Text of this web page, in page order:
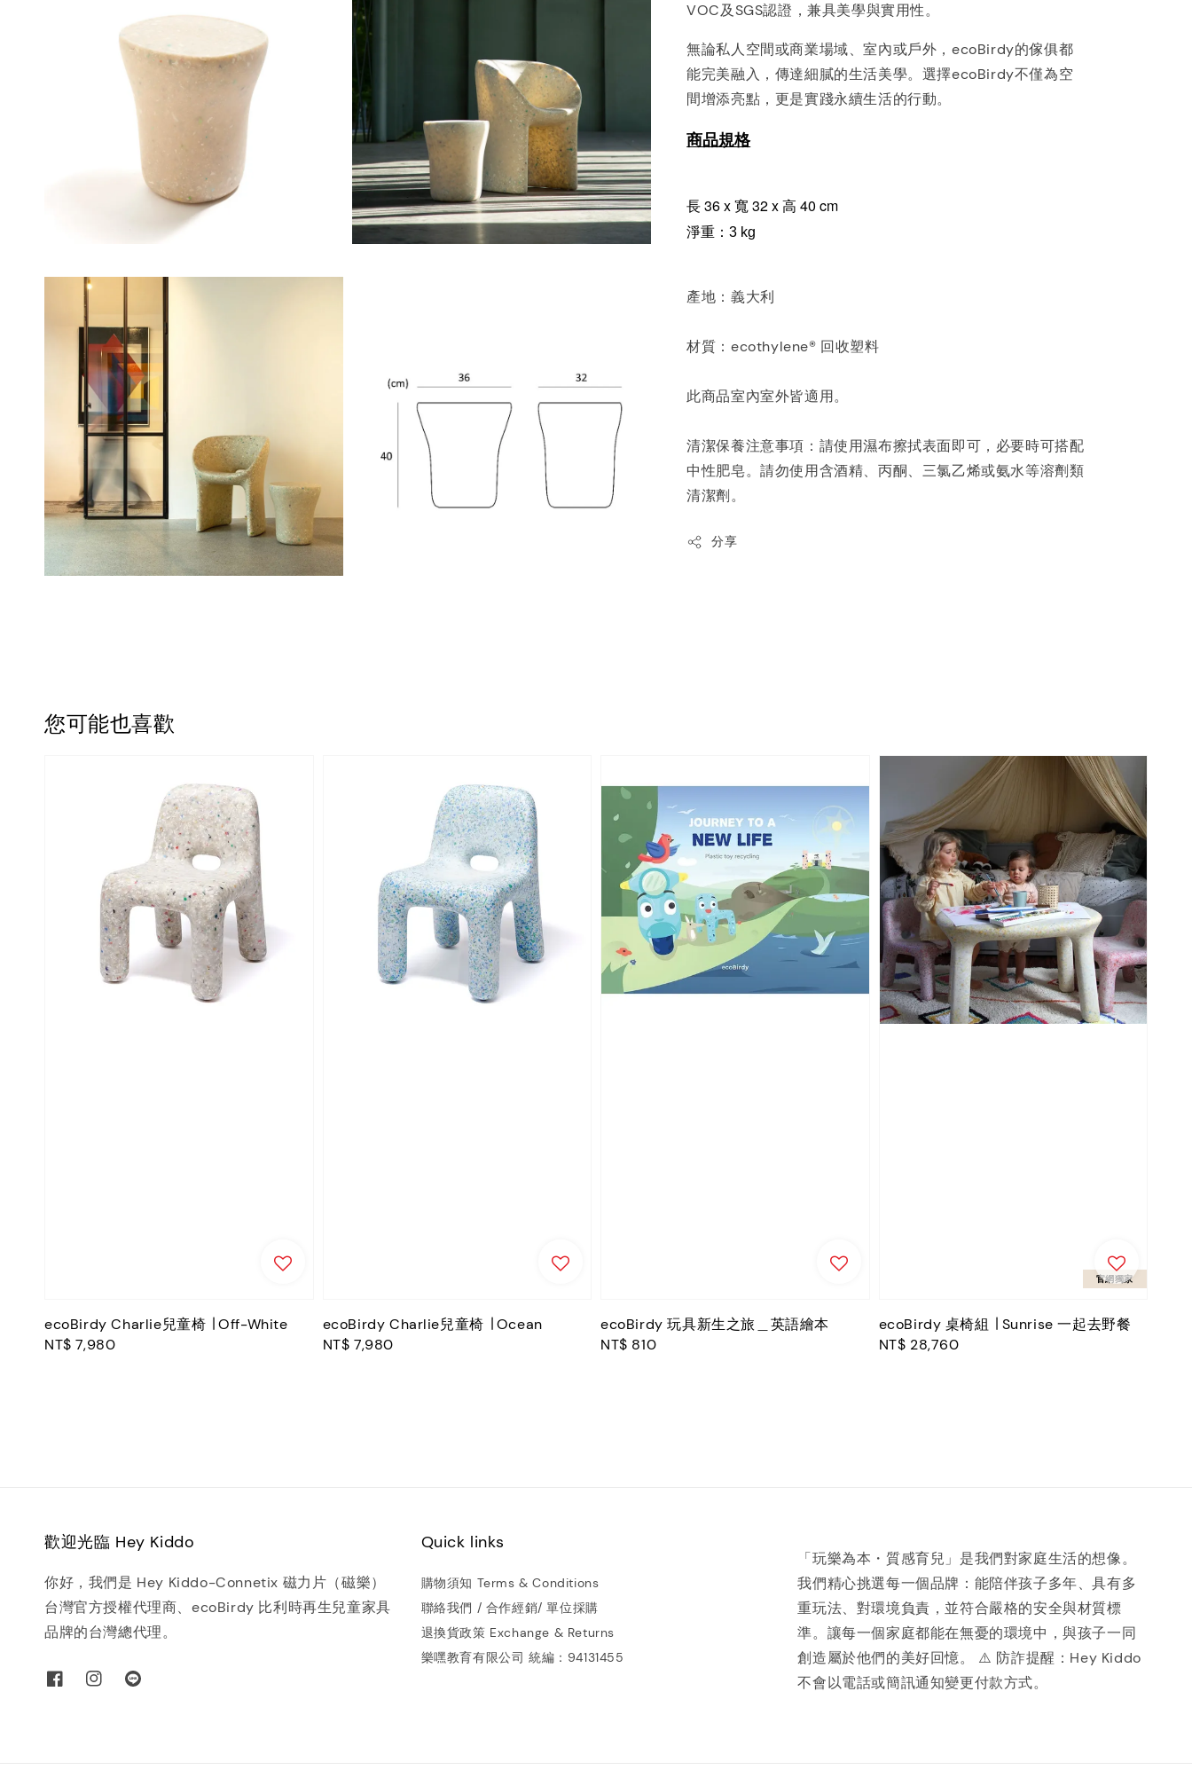
VOC及SGS認證，兼具美學與實用性。
無論私人空間或商業場域、室內或戶外，ecoBirdy的傢俱都
能完美融入，傳達細膩的生活美學。選擇ecoBirdy不僅為空
間增添亮點，更是實踐永續生活的行動。
商品規格
長 36 x 寬 32 x 高 40 cm
淨重：3 kg
產地：義大利
材質：ecothylene® 回收塑料
此商品室內室外皆適用。
清潔保養注意事項：請使用濕布擦拭表面即可，必要時可搭配
中性肥皂。請勿使用含酒精、丙酮、三氯乙烯或氨水等溶劑類
清潔劑。
分享
您可能也喜歡
ecoBirdy Charlie兒童椅 ∣ Off-White
Regular
NT$ 7,980
ecoBirdy Charlie兒童椅 ∣ Ocean
Regular
NT$ 7,980
ecoBirdy 玩具新生之旅＿英語繪本
Regular
NT$ 810
官網獨家
ecoBirdy 桌椅組 ∣ Sunrise 一起去野餐
Regular
NT$ 28,760
歡迎光臨 Hey Kiddo
你好，我們是 Hey Kiddo-Connetix 磁力片（磁樂）
台灣官方授權代理商、ecoBirdy 比利時再生兒童家具
品牌的台灣總代理。
Quick links
購物須知 Terms & Conditions
聯絡我們 / 合作經銷/ 單位採購
退換貨政策 Exchange & Returns
樂嘿教育有限公司 統編：94131455
「玩樂為本・質感育兒」是我們對家庭生活的想像。
我們精心挑選每一個品牌：能陪伴孩子多年、具有多
重玩法、對環境負責，並符合嚴格的安全與材質標
準。讓每一個家庭都能在無憂的環境中，與孩子一同
創造屬於他們的美好回憶。 ⚠️ 防詐提醒：Hey Kiddo
不會以電話或簡訊通知變更付款方式。